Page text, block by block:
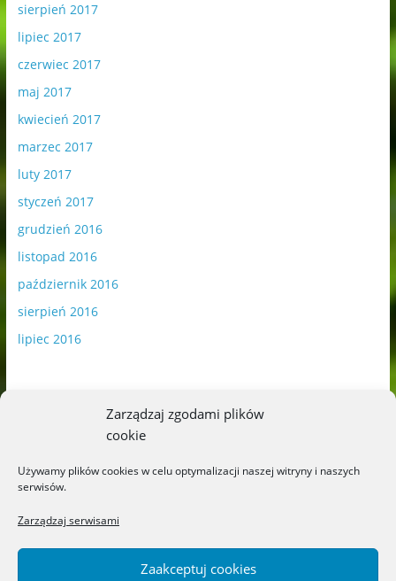
Zarządzaj zgodami plików
cookie
Używamy plików cookies w celu optymalizacji naszej witryny i naszych
serwisów.
Zarządzaj serwisami
Zaakceptuj cookies
sierpień 2017
lipiec 2017
czerwiec 2017
maj 2017
kwiecień 2017
marzec 2017
luty 2017
styczeń 2017
grudzień 2016
listopad 2016
październik 2016
sierpień 2016
lipiec 2016